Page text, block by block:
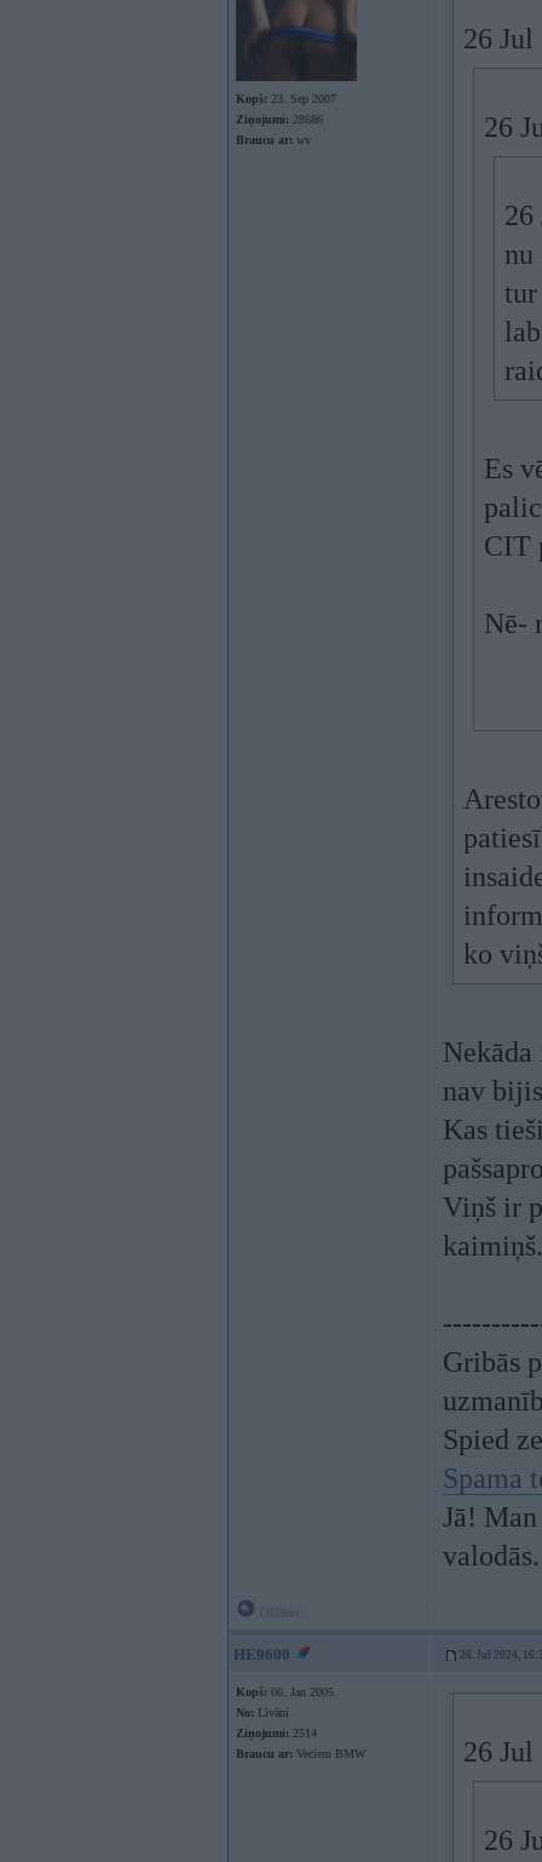
Kopš: 23. Sep 2007
Ziņojumi: 28686
Braucu ar: wv
26
26
26
nu
tur
Es
CIT
Nē-
ko
nav
Kas
Viņš ir
Gribās
Spied
Spama
Jā!
valodās.
HE9600 26. Jul 2024,
Kopš: 06. Jan 2005
No: Līvāni
Ziņojumi: 2514
Braucu ar: Veciem BMW 26
26